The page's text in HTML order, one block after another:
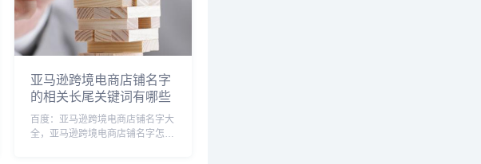
亚马逊跨境电商店铺名字
的相关长尾关键词有哪些
百度：亚马逊跨境电商店铺名字大
全，亚马逊跨境电商店铺名字怎么